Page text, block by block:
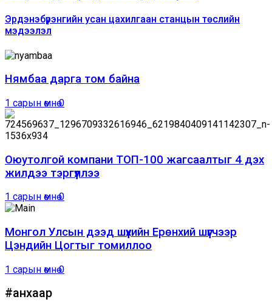
Эрдэнэбүрэнгийн усан цахилгаан станцын төслийн
мэдээлэл
Нямбаа дарга том байна
1 сарын өмнө0
Оюутолгой компани ТОП-100 жагсаалтыг 4 дэх
жилдээ тэргүүллээ
1 сарын өмнө0
Монгол Улсын дээд шүүхийн Ерөнхий шүүгчээр
Цэндийн Цогтыг томиллоо
1 сарын өмнө0
#анхаар